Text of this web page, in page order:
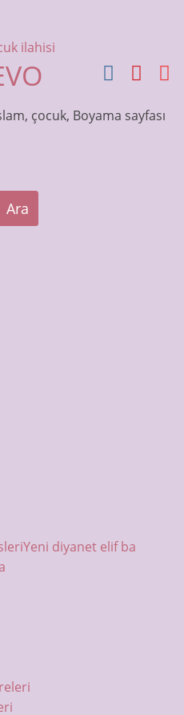
ilahisi
için Dua ve Sureler
Bismillah – çocuk ilahisi
Çocuk İlahileri Dinle –
çocuk, Boyama sayfası
Ara
Yeni diyanet elif ba